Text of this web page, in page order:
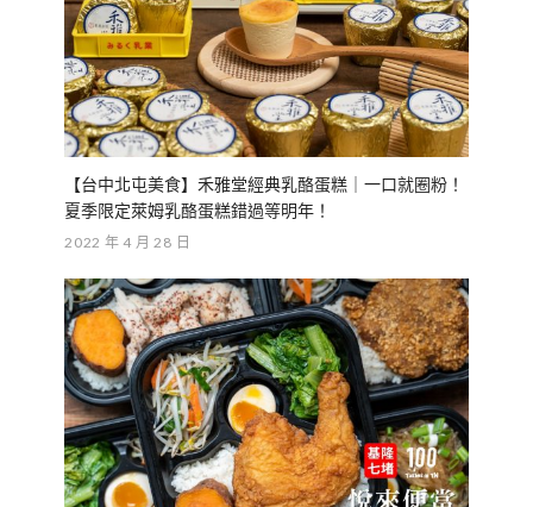
【台中北屯美食】禾雅堂經典乳酪蛋糕｜一口就圈粉！
夏季限定萊姆乳酪蛋糕錯過等明年！
2022 年 4 月 28 日